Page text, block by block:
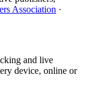
Association ·
and live
device, online or